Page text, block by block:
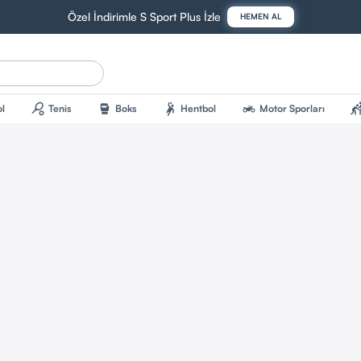
Özel İndirimle S Sport Plus İzle HEMEN AL
sports_tennis Tenis sports_mma Boks sports_handball Hentbol two_wheeler Motor Sporları